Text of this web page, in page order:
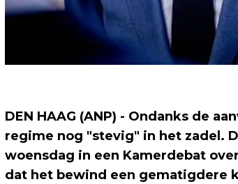
DEN HAAG (ANP) - Ondanks de
regime nog "stevig" in het zadel.
woensdag in een Kamerdebat
dat het bewind een gematigdere